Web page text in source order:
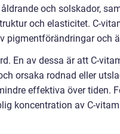
och solskador,
och elasticitet. C-
pigmentförändringar och
En av dessa är att C-
orsaka rodnad eller
effektiva över tiden.
koncentration av C-